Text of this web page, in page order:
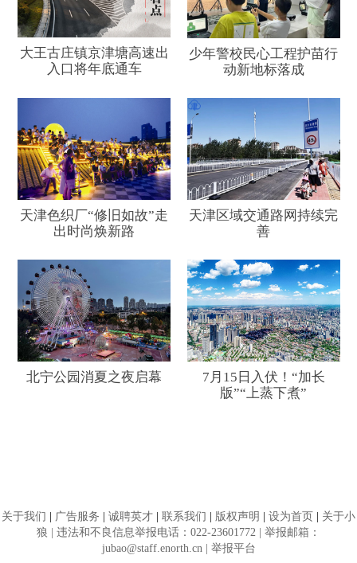
大王古庄镇京津塘高速出
入口将年底通车
少年警校民心工程护苗行
动新地标落成
天津色织厂“修旧如故”走
出时尚焕新路
天津区域交通路网持续完
善
北宁公园消夏之夜启幕
7月15日入伏！“加长
版”“上蒸下煮”
关于我们 | 广告服务 | 诚聘英才 | 联系我们 | 版权声明 | 设为首页 | 关于小
狼 | 违法和不良信息举报电话：022-23601772 | 举报邮箱：
jubao@staff.enorth.cn | 举报平台